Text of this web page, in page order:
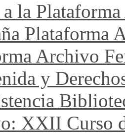
la
Plataforma
Archivo
y
XXII Curso